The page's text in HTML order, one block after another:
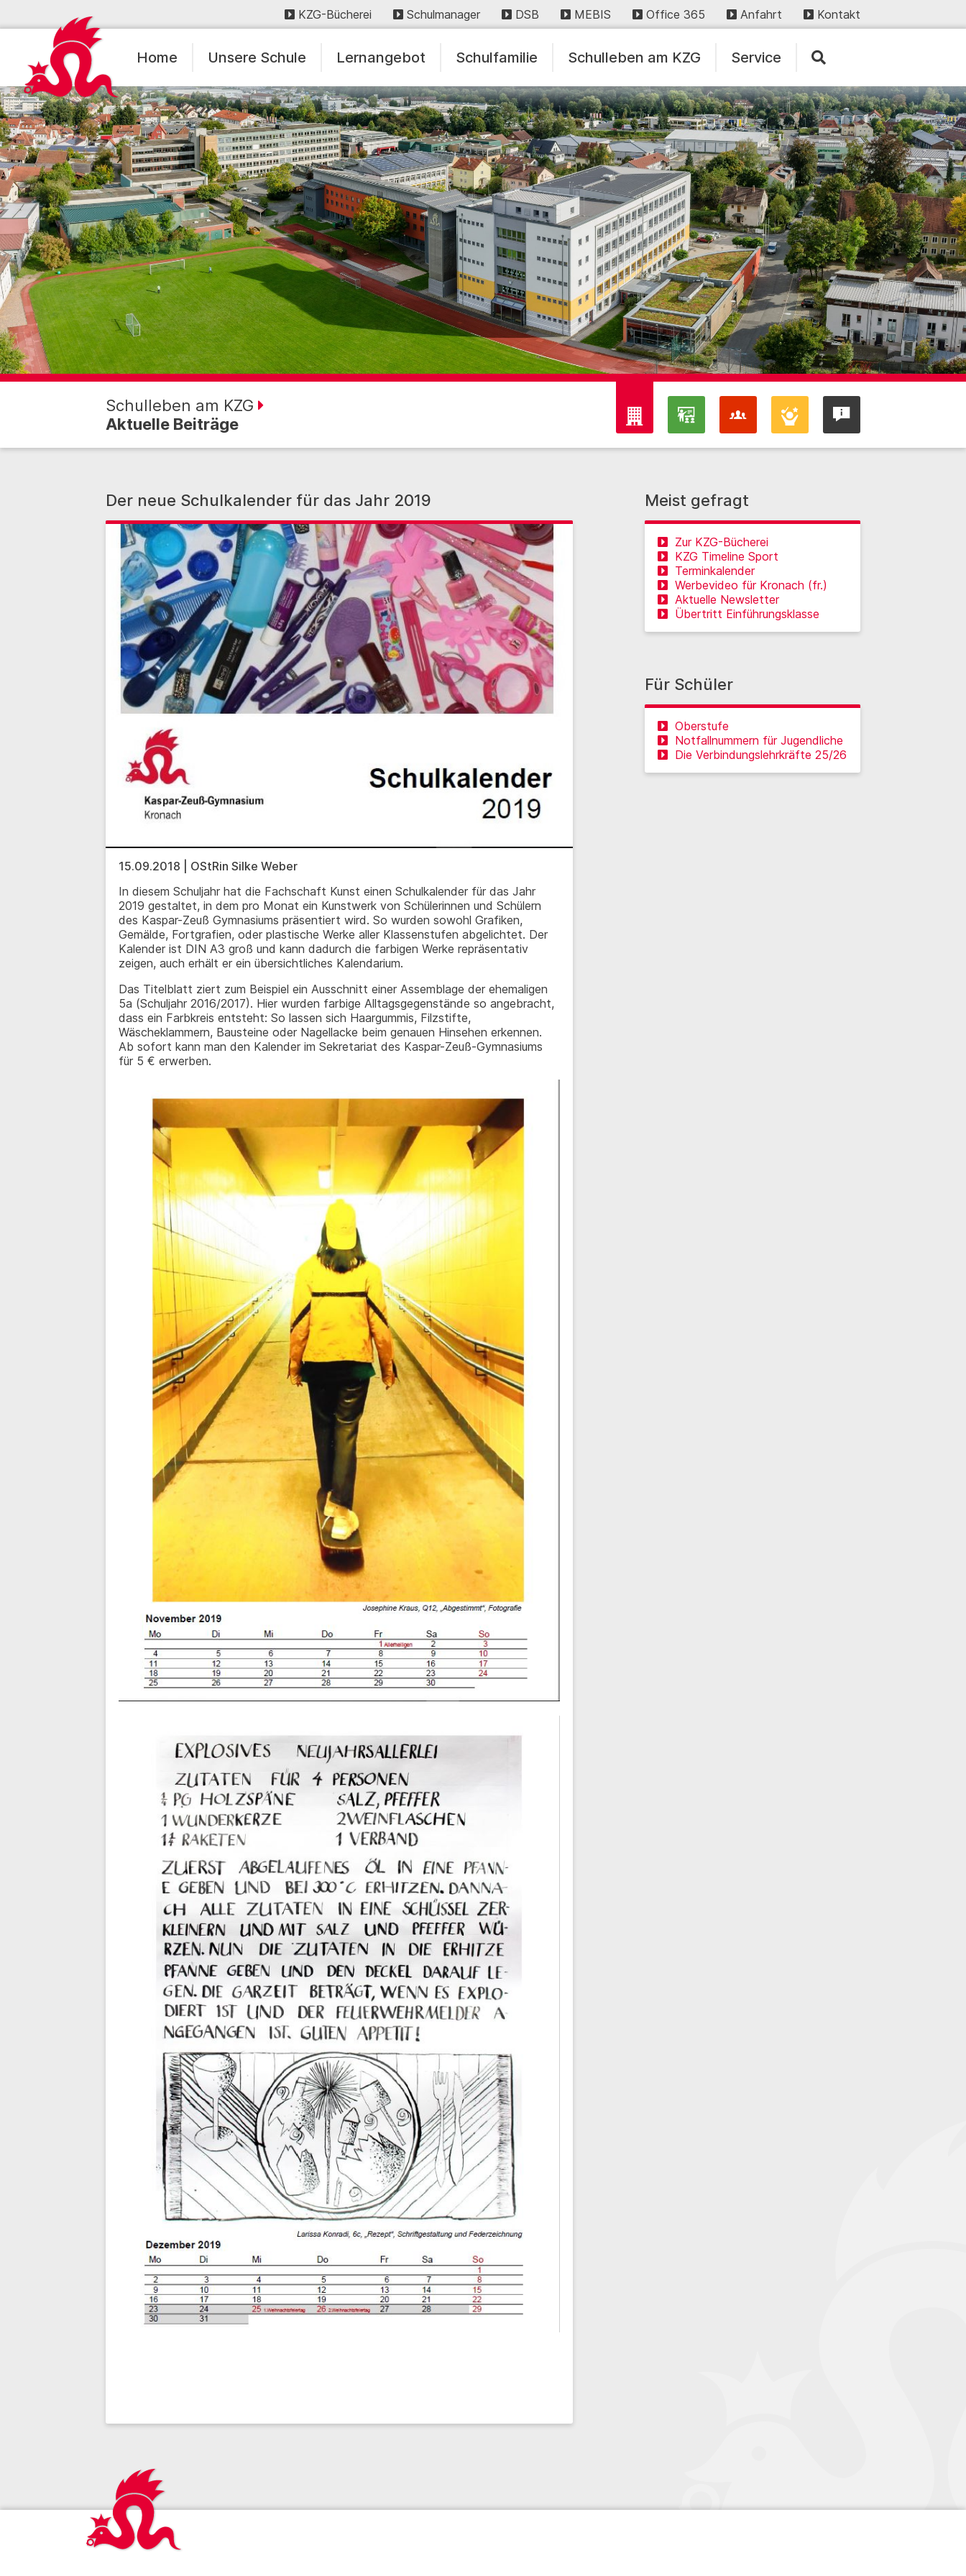
KZG-Bücherei Schulmanager DSB MEBIS Office 365 Anfahrt Kontakt
Home Unsere Schule Lernangebot Schulfamilie Schulleben am KZG Service
Schulleben am KZG
Aktuelle Beiträge
Der neue Schulkalender für das Jahr 2019
15.09.2018 | OStRin Silke Weber
In diesem Schuljahr hat die Fachschaft Kunst einen Schulkalender für das Jahr
2019 gestaltet, in dem pro Monat ein Kunstwerk von Schülerinnen und Schülern
des Kaspar-Zeuß Gymnasiums präsentiert wird. So wurden sowohl Grafiken,
Gemälde, Fortgrafien, oder plastische Werke aller Klassenstufen abgelichtet. Der
Kalender ist DIN A3 groß und kann dadurch die farbigen Werke repräsentativ
zeigen, auch erhält er ein übersichtliches Kalendarium.
Das Titelblatt ziert zum Beispiel ein Ausschnitt einer Assemblage der ehemaligen
5a (Schuljahr 2016/2017). Hier wurden farbige Alltagsgegenstände so angebracht,
dass ein Farbkreis entsteht: So lassen sich Haargummis, Filzstifte,
Wäscheklammern, Bausteine oder Nagellacke beim genauen Hinsehen erkennen.
Ab sofort kann man den Kalender im Sekretariat des Kaspar-Zeuß-Gymnasiums
für 5 € erwerben.
Meist gefragt
Zur KZG-Bücherei
KZG Timeline Sport
Terminkalender
Werbevideo für Kronach (fr.)
Aktuelle Newsletter
Übertritt Einführungsklasse
Für Schüler
Oberstufe
Notfallnummern für Jugendliche
Die Verbindungslehrkräfte 25/26